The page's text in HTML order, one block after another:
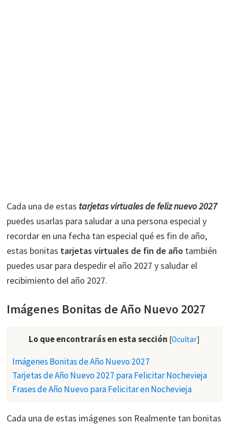
Cada una de estas tarjetas virtuales de feliz nuevo 2027
puedes usarlas para saludar a una persona especial y
recordar en una fecha tan especial qué es fin de año,
estas bonitas tarjetas virtuales de fin de año también
puedes usar para despedir el año 2027 y saludar el
recibimiento del año 2027.
Imágenes Bonitas de Año Nuevo 2027
Lo que encontrarás en esta sección [Ocultar]
Imágenes Bonitas de Año Nuevo 2027
Tarjetas de Año Nuevo 2027 para Felicitar Nochevieja
Frases de Año Nuevo para Felicitar en Nochevieja
Cada una de estas imágenes son Realmente tan bonitas